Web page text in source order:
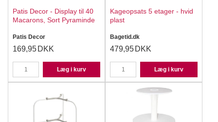
Patis Decor - Display til 40
Macarons, Sort Pyraminde
Patis Decor
169,95 DKK
Læg i kurv
Kageopsats 5 etager - hvid
plast
Bagetid.dk
479,95 DKK
Læg i kurv